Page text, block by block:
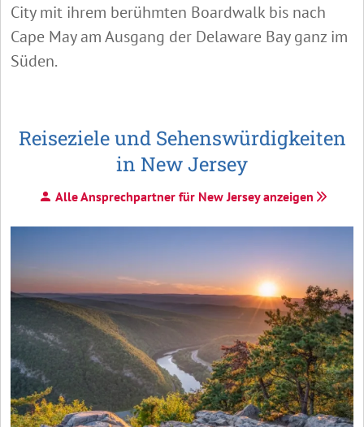
City mit ihrem berühmten Boardwalk bis nach
Cape May am Ausgang der Delaware Bay ganz im
Süden.
Reiseziele und Sehenswürdigkeiten
in New Jersey
Alle Ansprechpartner für New Jersey anzeigen